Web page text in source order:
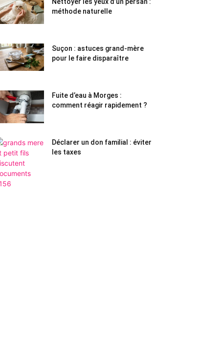
méthode naturelle
Suçon : astuces grand-mère
pour le faire disparaître
Fuite d’eau à Morges :
comment réagir rapidement ?
Déclarer un don familial : éviter
les taxes